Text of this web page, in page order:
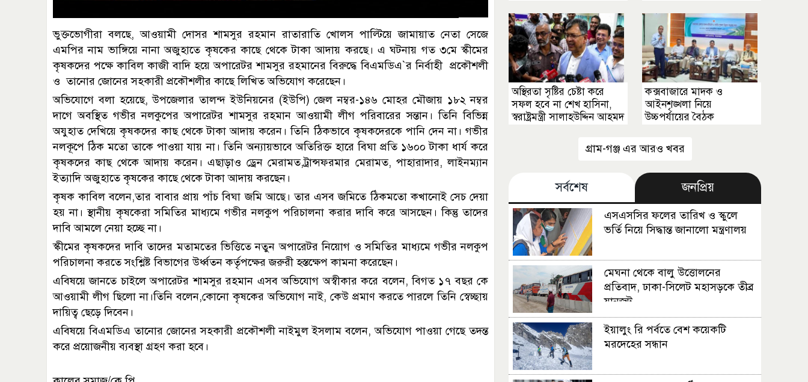
ভুক্তভোগীরা বলছে, আওয়ামী দোসর শামসুর রহমান রাতারাতি খোলস পাল্টিয়ে জামায়াত নেতা সেজে
এমপির নাম ভাঙ্গিয়ে নানা অজুহাতে কৃষকের কাছে থেকে টাকা আদায় করছে। এ ঘটনায় গত ৩মে স্কীমের
কৃষকদের পক্ষে কাবিল কাজী বাদি হয়ে অপারেটর শামসুর রহমানের বিরুদ্ধে বিএমডিএ‍‍`র নির্বাহী প্রকৌশলী
ও তানোর জোনের সহকারী প্রকৌশলীর কাছে লিখিত অভিযোগ করেছেন।
অভিযোগে বলা হয়েছে, উপজেলার তালন্দ ইউনিয়নের (ইউপি) জেল নম্বর-১৪৬ মোহর মৌজায় ১৮২ নম্বর
দাগে অবস্থিত গভীর নলকুপের অপারেটর শামসুর রহমান আওয়ামী লীগ পরিবারের সন্তান। তিনি বিভিন্ন
অযুহাত দেখিয়ে কৃষকদের কাছ থেকে টাকা আদায় করেন। তিনি ঠিকভাবে কৃষকদেরকে পানি দেন না। গভীর
নলকূপে ঠিক মতো তাকে পাওয়া যায় না। তিনি অন্যায়ভাবে অতিরিক্ত হারে বিঘা প্রতি ১৬০০ টাকা ধার্য করে
কৃষকদের কাছ থেকে আদায় করেন। এছাড়াও ড্রেন মেরামত,ট্রান্সফরমার মেরামত, পাহারাদার, লাইনম্যান
ইত্যাদি অজুহাতে কৃষকের কাছে থেকে টাকা আদায় করছেন।
কৃষক কাবিল বলেন,তার বাবার প্রায় পাঁচ বিঘা জমি আছে। তার এসব জমিতে ঠিকমতো কখানোই সেচ দেয়া
হয় না। স্থানীয় কৃষকেরা সমিতির মাধ্যমে গভীর নলকুপ পরিচালনা করার দাবি করে আসছেন। কিন্তু তাদের
দাবি আমলে নেয়া হচ্ছে না।
স্কীমের কৃষকদের দাবি তাদের মতামতের ভিত্তিতে নতুন অপারেটর নিয়োগ ও সমিতির মাধ্যমে গভীর নলকুপ
পরিচালনা করতে সংশ্লিষ্ট বিভাগের উর্ধ্বতন কর্তৃপক্ষের জরুরী হস্তক্ষেপ কামনা করেছেন।
এবিষয়ে জানতে চাইলে অপারেটর শামসুর রহমান এসব অভিযোগ অস্বীকার করে বলেন, বিগত ১৭ বছর কে
আওয়ামী লীগ ছিলো না।তিনি বলেন,কোনো কৃষকের অভিযোগ নাই, কেউ প্রমাণ করতে পারলে তিনি স্বেচ্ছায়
দায়িত্ব ছেড়ে দিবেন।
এবিষয়ে বিএমডিএ তানোর জোনের সহকারী প্রকৌশলী নাইমুল ইসলাম বলেন, অভিযোগ পাওয়া গেছে তদন্ত
করে প্রয়োজনীয় ব্যবস্থা গ্রহণ করা হবে।
অস্থিরতা সৃষ্টির চেষ্টা করে
সফল হবে না শেখ হাসিনা,
স্বরাষ্ট্রমন্ত্রী সালাহউদ্দিন আহমদ
কক্সবাজারে মাদক ও
আইনশৃঙ্খলা নিয়ে
উচ্চপর্যায়ের বৈঠক
গ্রাম-গঞ্জ এর আরও খবর
সর্বশেষ জনপ্রিয়
এসএসসির ফলের তারিখ ও স্কুলে
ভর্তি নিয়ে সিদ্ধান্ত জানালো মন্ত্রণালয়
মেঘনা থেকে বালু উত্তোলনের
প্রতিবাদ, ঢাকা-সিলেট মহাসড়কে তীব্র
যানজট
ইয়ালুং রি পর্বতে বেশ কয়েকটি
মরদেহের সন্ধান